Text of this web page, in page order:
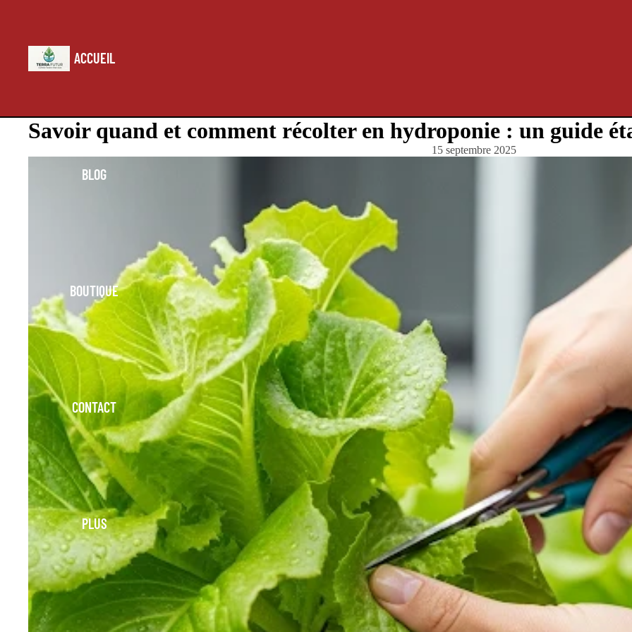
ACCUEIL
BLOG
BOUTIQUE
CONTACT
PLUS
Savoir quand et comment récolter en hydroponie : un guide
15 septembre 2025